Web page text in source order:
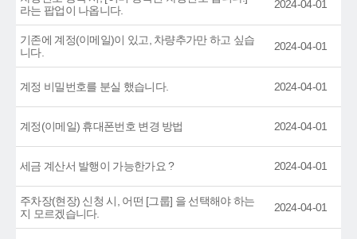
라는 팝업이 나옵니다.
2024-04-01
기존에 계정(이메일)이 있고, 차량추가만 하고 싶습
니다.
2024-04-01
계정 비밀번호를 분실 했습니다. 2024-04-01
계정(이메일) 휴대폰번호 변경 방법 2024-04-01
세금 계산서 발행이 가능한가요 ? 2024-04-01
주차장(현장) 신청 시, 어떤 [그룹] 을 선택해야 하는
지 모르겠습니다.
2024-04-01